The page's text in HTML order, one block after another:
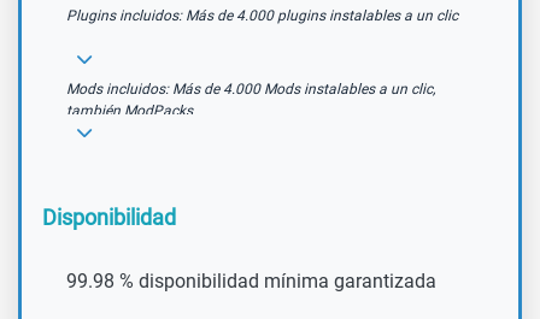
Plugins incluidos: Más de 4.000 plugins instalables a un clic
Mods incluidos: Más de 4.000 Mods instalables a un clic,
también ModPacks
Disponibilidad
99.98 % disponibilidad mínima garantizada